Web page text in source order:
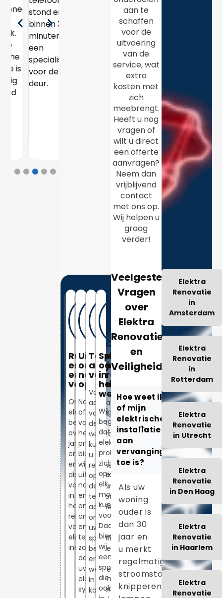
stond er
binnen 30
minuten
een
specialist
voor de
deur.
dat mijn
huis
elektrisch
helemaal in
orde is.
probleem
snel
oploste.
Uitstekende
24/7
service!
Ruime
ervaring
en
vakkennis
Onze
elektriciens
beschikken
over
jarenlange
ervaring
en
diepgaande
vakkennis
in
het
renoveren
van
elektrische
installaties.
Uitgebreide
ondersteuning
na
oplevering
Na
afronding
van
het
project
bieden
wij
uitgebreide
nazorg
en
ondersteuning
om
ervoor
te
zorgen
dat
uw
elektrische
systemen
Telefonisch
advies
vooraf
Voor
aanvang
van
de
werkzaamheden
kunt
u
rekenen
op
deskundig
telefonisch
advies
om
uw
specifieke
behoeften
en
wensen
in
kaart
Spoedservice,
ook
in
het
weekend
Wij
begrijpen
dat
elektrische
problemen
zich
op
elk
moment
kunnen
voordoen.
Daarom
bieden
wij
een
spoedservice
die
ook
aan te
schaffen
voor de
uitvoering
van de
service, wat
extra
kosten met
zich
meebrengt.
Heeft u nog
vragen of
wilt u direct
een offerte
aanvragen?
Neem dan
vrijblijvend
contact
met ons op.
Wij helpen u
graag
verder!
Veelgestelde
Vragen
over
Elektra
Renovatie
en
Veiligheid
Hoe weet ik
of mijn
elektrische
installatie
aan
vervanging
toe is?
Als uw
woning
ouder is
dan 30
jaar en
u merkt
regelmatig
stroomstoringen,
knipperende
Elektra
Renovatie
in
Amsterdam
Elektra
Renovatie
in
Rotterdam
Elektra
Renovatie
in Utrecht
Elektra
Renovatie
in Den Haag
Elektra
Renovatie
in Haarlem
Elektra
Renovatie